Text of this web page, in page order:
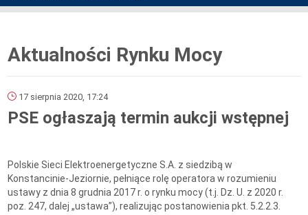
Aktualności Rynku Mocy
17 sierpnia 2020, 17:24
PSE ogłaszają termin aukcji wstępnej
Polskie Sieci Elektroenergetyczne S.A. z siedzibą w
Konstancinie-Jeziornie, pełniące rolę operatora w rozumieniu
ustawy z dnia 8 grudnia 2017 r. o rynku mocy (t.j. Dz. U. z 2020 r.
poz. 247, dalej „ustawa”), realizując postanowienia pkt. 5.2.2.3.